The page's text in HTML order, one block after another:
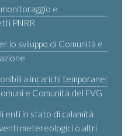
e
PNRR
lo sviluppo di Comunità e
a incarichi temporanei
e Comunità del FVG
enti in stato di calamità
metereologici o altri